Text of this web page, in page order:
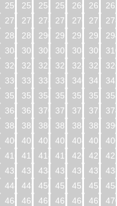
256
257 258 259 260 261 262
272
273 274 275 276 277 278
288
289 290 291 292 293 294
304
305 306 307 308 309 310
320
321 322 323 324 325 326
336
337 338 339 340 341 342
352
353 354 355 356 357 358
368
369 370 371 372 373 374
384
385 386 387 388 389 390
400
401 402 403 404 405 406
416
417 418 419 420 421 422
432
433 434 435 436 437 438
448
449 450 451 452 453 454
464
465 466 467 468 469 470